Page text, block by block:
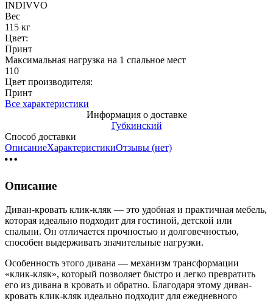
INDIVVO
Вес
115 кг
Цвет:
Принт
Максимальная нагрузка на 1 спальное мест
110
Цвет производителя:
Принт
Все характеристики
Информация о доставке
Губкинский
Способ доставки
ОписаниеХарактеристикиОтзывы (нет)
Описание
Диван-кровать клик-кляк — это удобная и практичная мебель,
которая идеально подходит для гостиной, детской или
спальни. Он отличается прочностью и долговечностью,
способен выдерживать значительные нагрузки.
Особенность этого дивана — механизм трансформации
«клик-кляк», который позволяет быстро и легко превратить
его из дивана в кровать и обратно. Благодаря этому диван-
кровать клик-кляк идеально подходит для ежедневного